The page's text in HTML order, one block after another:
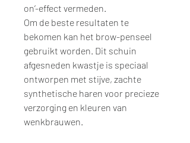
on’-effect vermeden.
Om de beste resultaten te
bekomen kan het brow-penseel
gebruikt worden. Dit schuin
afgesneden kwastje is speciaal
ontworpen met stijve, zachte
synthetische haren voor precieze
verzorging en kleuren van
wenkbrauwen.